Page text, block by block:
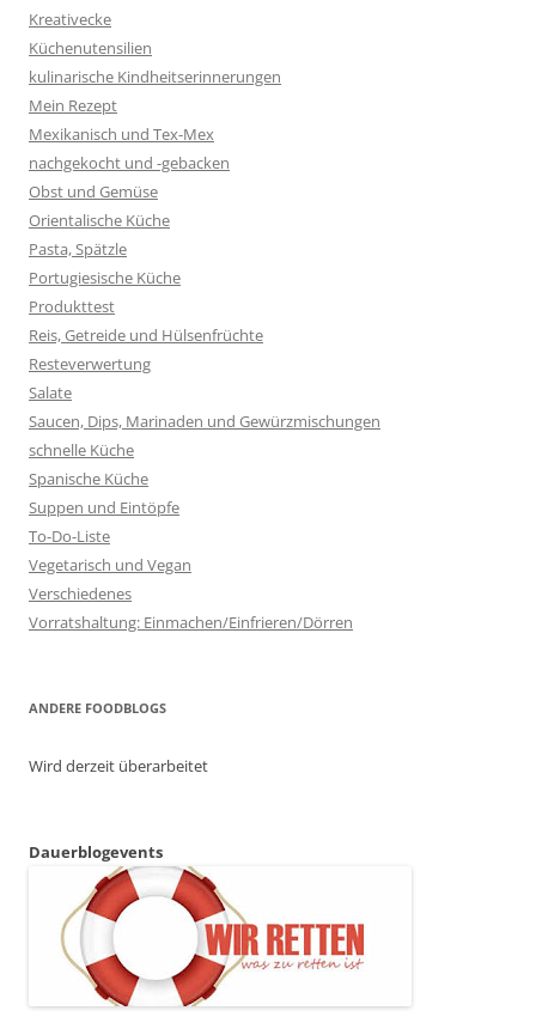
Kreativecke
Küchenutensilien
kulinarische Kindheitserinnerungen
Mein Rezept
Mexikanisch und Tex-Mex
nachgekocht und -gebacken
Obst und Gemüse
Orientalische Küche
Pasta, Spätzle
Portugiesische Küche
Produkttest
Reis, Getreide und Hülsenfrüchte
Resteverwertung
Salate
Saucen, Dips, Marinaden und Gewürzmischungen
schnelle Küche
Spanische Küche
Suppen und Eintöpfe
To-Do-Liste
Vegetarisch und Vegan
Verschiedenes
Vorratshaltung: Einmachen/Einfrieren/Dörren
ANDERE FOODBLOGS
Wird derzeit überarbeitet
Dauerblogevents